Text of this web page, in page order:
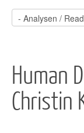
Human
Christin